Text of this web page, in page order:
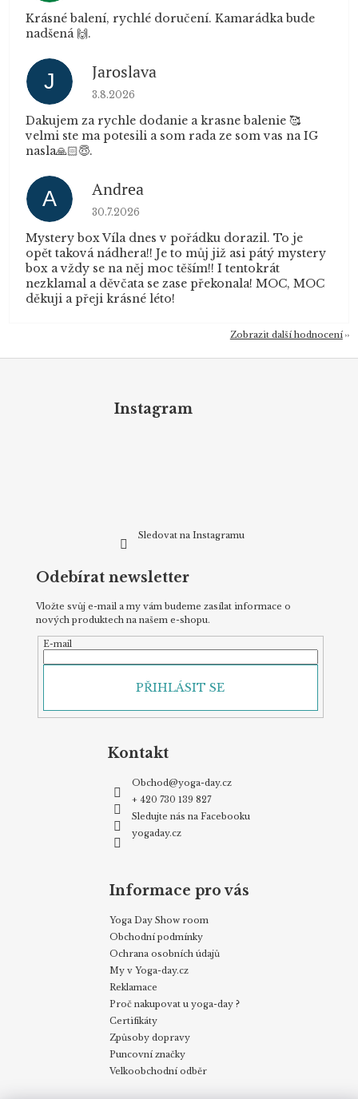
Krásné balení, rychlé doručení. Kamarádka bude
nadšená 🙌.
J Jaroslava
Hodnocení obchodu je 5 z 5 hvězdiček.
3.8.2026
Dakujem za rychle dodanie a krasne balenie 🥰
velmi ste ma potesili a som rada ze som vas na IG
nasla🙏🏻😇.
A Andrea
Hodnocení obchodu je 5 z 5 hvězdiček.
30.7.2026
Mystery box Víla dnes v pořádku dorazil. To je
opět taková nádhera!! Je to můj již asi pátý mystery
box a vždy se na něj moc těším!! I tentokrát
nezklamal a děvčata se zase překonala! MOC, MOC
děkuji a přeji krásné léto!
Zobrazit další hodnocení
Instagram
Sledovat na Instagramu
Odebírat newsletter
Vložte svůj e-mail a my vám budeme zasílat informace o
nových produktech na našem e-shopu.
E-mail
PŘIHLÁSIT SE
Kontakt
Obchod@yoga-day.cz
+ 420 730 139 827
Sledujte nás na Facebooku
yogaday.cz
Informace pro vás
Yoga Day Show room
Obchodní podmínky
Ochrana osobních údajů
My v Yoga-day.cz
Reklamace
Proč nakupovat u yoga-day ?
Certifikáty
Způsoby dopravy
Puncovní značky
Velkoobchodní odběr